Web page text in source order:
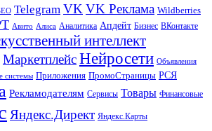
Telegram VK VK Реклама Wildberries
Авито Алиса Аналитика Апдейт Бизнес ВКонтакте
интеллект
МаркетплейсНейросети Объявления
системы Приложения ПромоСтраницы РСЯ
Рекламодателям Сервисы Товары Финансовые
Яндекс.Директ Яндекс.Карты